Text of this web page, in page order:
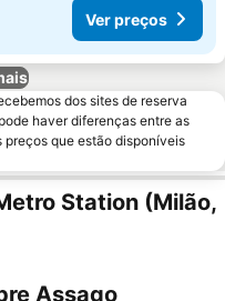
Ver preços
dos sites de reserva
haver diferenças entre as
que estão disponíveis
Station (Milão,
Assago